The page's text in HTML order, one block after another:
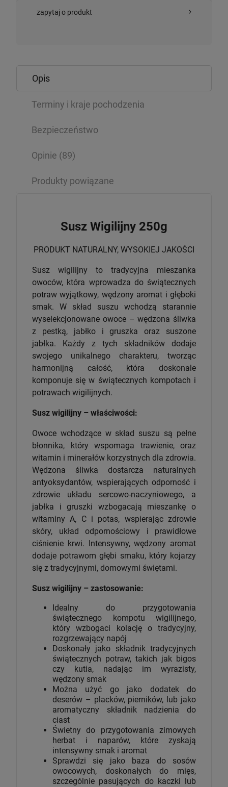
zapytaj o produkt
Opis
Terminy i kraje pochodzenia
Bezpieczeństwo
Opinie (89)
Produkty powiązane
Susz Wigilijny 250g
PRODUKT NATURALNY, WYSOKIEJ JAKOŚCI
Susz wigilijny to tradycyjna mieszanka
owoców, która wprowadza do świątecznych
potraw wyjątkowy, wędzony aromat i głęboki
smak. W skład suszu wchodzą starannie
wyselekcjonowane owoce – wędzona śliwka
z pestką, jabłko i gruszka oraz suszone
jabłka. Każdy z tych składników dodaje
swojego unikalnego charakteru, tworząc
harmonijną całość, która doskonale
komponuje się w świątecznych kompotach i
potrawach wigilijnych.
Susz wigilijny – właściwości:
Owoce wchodzące w skład suszu są pełne
błonnika, który wspomaga trawienie, oraz
witamin i minerałów korzystnych dla zdrowia.
Wędzona śliwka dostarcza naturalnych
antyoksydantów, wspierających odporność i
zdrowie układu sercowo-naczyniowego, a
jabłka i gruszki wzbogacają mieszankę o
witaminy A, C i potas, wspierając zdrowie
skóry, układ odpornościowy i prawidłowe
ciśnienie krwi. Intensywny, wędzony aromat
dodaje potrawom głębi smaku, który kojarzy
się z tradycyjnymi, domowymi świętami.
Susz wigilijny – zastosowanie:
Idealny do przygotowania
świątecznego kompotu wigilijnego,
który wzbogaci kolację o tradycyjny,
rozgrzewający napój
Doskonały jako składnik tradycyjnych
świątecznych potraw, takich jak bigos
czy kutia, nadając im wyrazisty,
wędzony smak
Można użyć go jako dodatek do
deserów – placków, pierników, lub jako
aromatyczny składnik nadzienia do
ciast
Świetny do przygotowania zimowych
herbat i naparów, które zyskają
intensywny smak i aromat
Sprawdzi się jako baza do sosów
owocowych, doskonałych do mięs,
szczególnie pasujących do kaczki lub